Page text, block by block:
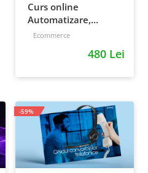
Curs online
Automatizare,
scalare si loializare:
strategia de business
Ecommerce
480 Lei
-59%